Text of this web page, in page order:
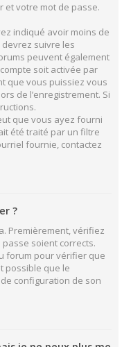
et votre mot de passe.
indiqué avoir moins de
devrez suivre les
peuvent également
soit activée par
que vous puissiez vous
de l’enregistrement. Si
que vous ayez fourni
été traité par un filtre
fournie, contactez
?
Premièrement, vérifiez
soient corrects.
forum pour vérifier que
possible que le
configuration de son